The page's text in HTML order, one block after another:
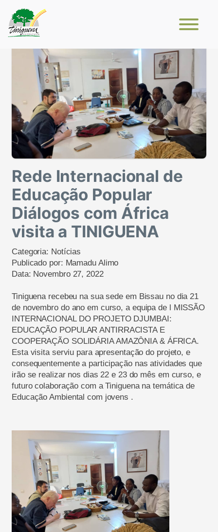
Rede Internacional de
Educação Popular
Diálogos com África
visita a TINIGUENA
Categoria: Notícias
Publicado por: Mamadu Alimo
Data: Novembro 27, 2022
Tiniguena recebeu na sua sede em Bissau no dia 21
de novembro do ano em curso, a equipa de l MISSÃO
INTERNACIONAL DO PROJETO DJUMBAI:
EDUCAÇÃO POPULAR ANTIRRACISTA E
COOPERAÇÃO SOLIDÁRIA AMAZÔNIA & ÁFRICA.
Esta visita serviu para apresentação do projeto, e
consequentemente a participação nas atividades que
irão se realizar nos dias 22 e 23 do mês em curso, e
futuro colaboração com a Tiniguena na temática de
Educação Ambiental com jovens .